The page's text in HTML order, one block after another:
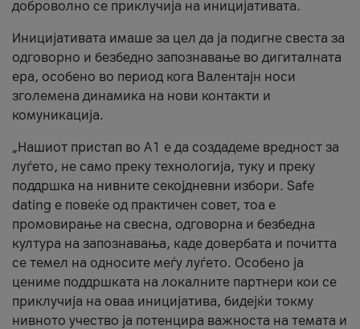
доброволно се приклучија на иницијативата.
Иницијативата имаше за цел да ја подигне свеста за
одговорно и безбедно запознавање во дигиталната
ера, особено во период кога Валентајн носи
зголемена динамика на нови контакти и
комуникација.
„Нашиот пристап во А1 е да создадеме вредност за
луѓето, не само преку технологија, туку и преку
поддршка на нивните секојдневни избори. Safe
dating е повеќе од практичен совет, тоа е
промовирање на свесна, одговорна и безбедна
култура на запознавања, каде довербата и почитта
се темел на односите меѓу луѓето. Особено ја
цениме поддршката на локалните партнери кои се
приклучија на оваа иницијатива, бидејќи токму
нивното учество ја потенцира важноста на темата и